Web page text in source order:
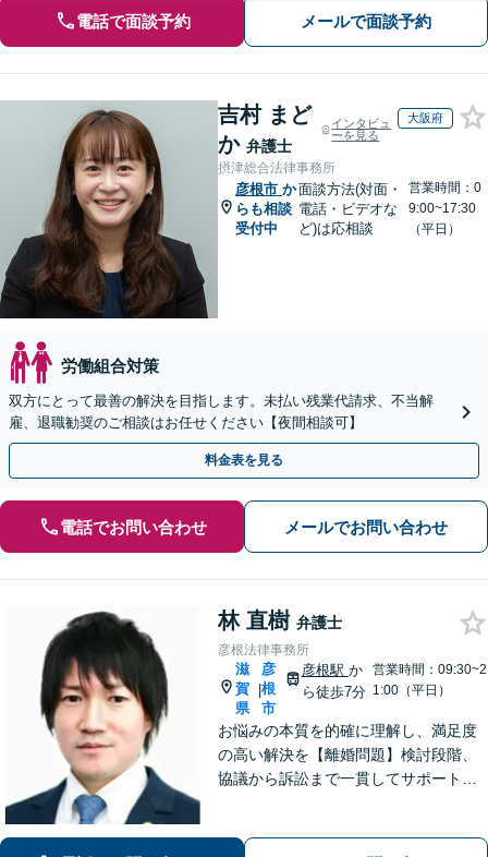
電話で面談予約 メールで面談予約
吉村 まど
か 弁護士
インタビュ
ーを見る
大阪府
摂津総合法律事務所
彦根市 か
らも相談
受付中
面談方法(対面・
電話・ビデオな
ど)は応相談
営業時間：0
9:00~17:30
（平日）
労働組合対策
双方にとって最善の解決を目指します。未払い残業代請求、不当解
雇、退職勧奨のご相談はお任せください【夜間相談可】
料金表を見る
電話でお問い合わせ メールでお問い合わせ
林 直樹 弁護士
彦根法律事務所
滋
賀
県
|
彦
根
市
彦根駅 か
ら徒歩7分
営業時間：09:30~2
1:00（平日）
お悩みの本質を的確に理解し、満足度
の高い解決を【離婚問題】検討段階、
協議から訴訟まで一貫してサポート
求など幅広く対応【オンライン面談】